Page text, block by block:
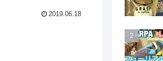
2019.06.18